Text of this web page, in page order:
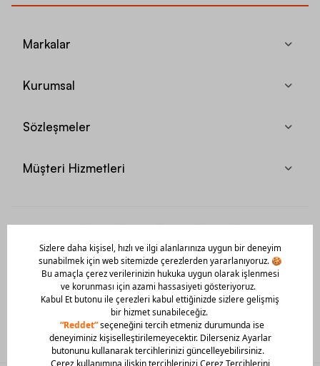
Markalar
Kurumsal
Sözleşmeler
Müşteri Hizmetleri
Mobil Uygulamamızı Hemen İndir!